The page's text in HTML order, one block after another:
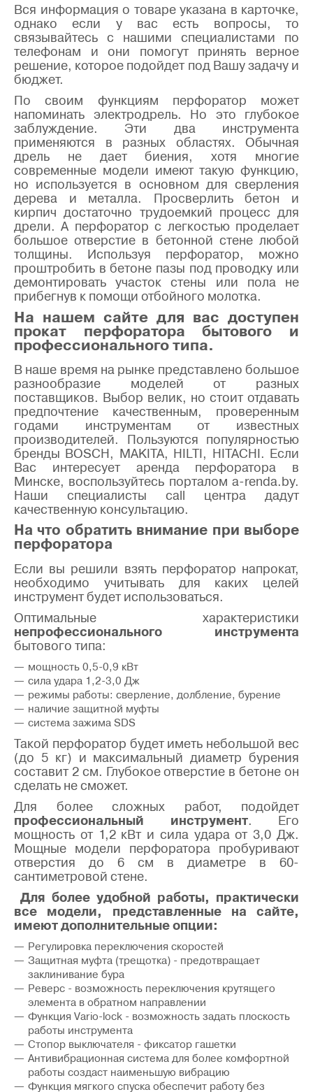
Вся информация о товаре указана в карточке,
однако если у вас есть вопросы, то
связывайтесь с нашими специалистами по
телефонам и они помогут принять верное
решение, которое подойдет под Вашу задачу и
бюджет.
По своим функциям перфоратор может
напоминать электродрель. Но это глубокое
заблуждение. Эти два инструмента
применяются в разных областях. Обычная
дрель не дает биения, хотя многие
современные модели имеют такую функцию,
но используется в основном для сверления
дерева и металла. Просверлить бетон и
кирпич достаточно трудоемкий процесс для
дрели. А перфоратор с легкостью проделает
большое отверстие в бетонной стене любой
толщины. Используя перфоратор, можно
проштробить в бетоне пазы под проводку или
демонтировать участок стены или пола не
прибегнув к помощи отбойного молотка.
На нашем сайте для вас доступен
прокат перфоратора бытового и
профессионального типа.
В наше время на рынке представлено большое
разнообразие моделей от разных
поставщиков. Выбор велик, но стоит отдавать
предпочтение качественным, проверенным
годами инструментам от известных
производителей. Пользуются популярностью
бренды BOSCH, MAKITA, HILTI, HITACHI. Если
Вас интересует аренда перфоратора в
Минске, воспользуйтесь порталом a-renda.by.
Наши специалисты call центра дадут
качественную консультацию.
На что обратить внимание при выборе
перфоратора
Если вы решили взять перфоратор напрокат,
необходимо учитывать для каких целей
инструмент будет использоваться.
Оптимальные характеристики
непрофессионального инструмента
бытового типа:
мощность 0,5-0,9 кВт
сила удара 1,2-3,0 Дж
режимы работы: сверление, долбление, бурение
наличие защитной муфты
система зажима SDS
Такой перфоратор будет иметь небольшой вес
(до 5 кг) и максимальный диаметр бурения
составит 2 см. Глубокое отверстие в бетоне он
сделать не сможет.
Для более сложных работ, подойдет
профессиональный инструмент. Его
мощность от 1,2 кВт и сила удара от 3,0 Дж.
Мощные модели перфоратора пробуривают
отверстия до 6 см в диаметре в 60-
сантиметровой стене.
Для более удобной работы, практически
все модели, представленные на сайте,
имеют дополнительные опции:
Регулировка переключения скоростей
Защитная муфта (трещотка) - предотвращает
заклинивание бура
Реверс - возможность переключения крутящего
элемента в обратном направлении
Функция Vario-lock - возможность задать плоскость
работы инструмента
Стопор выключателя - фиксатор гашетки
Антивибрационная система для более комфортной
работы создаст наименьшую вибрацию
Функция мягкого спуска обеспечит работу без